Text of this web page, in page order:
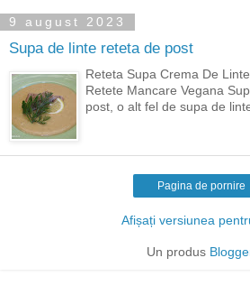
9 august 2023
Supa de linte reteta de post
Reteta Supa Crema De
Retete Mancare Vegana
post, o alt fel de supa de
Pagina de pornire
Afișați versiunea
Un produs